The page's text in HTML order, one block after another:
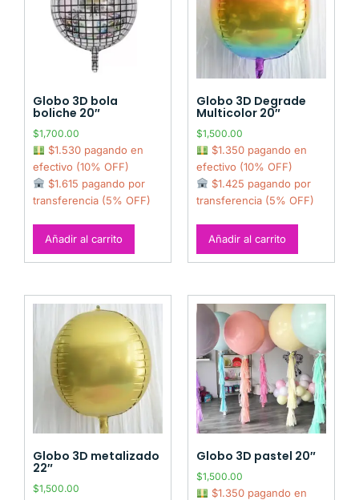
Globo 3D bola
boliche 20″
$1,700.00
$1.530 pagando en
efectivo (10% OFF)
$1.615 pagando por
transferencia (5% OFF)
Añadir al carrito
Globo 3D Degrade
Multicolor 20″
$1,500.00
$1.350 pagando en
efectivo (10% OFF)
$1.425 pagando por
transferencia (5% OFF)
Añadir al carrito
Globo 3D metalizado
22″
$1,500.00
Globo 3D pastel 20″
$1,500.00
$1.350 pagando en